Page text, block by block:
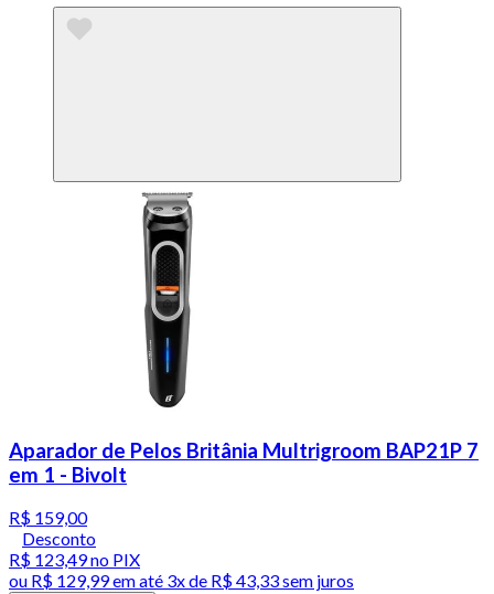
Aparador de Pelos Britânia Multrigroom BAP21P 7
em 1 - Bivolt
R$ 159,00
Desconto
R$ 123,49no PIX
ou R$ 129,99em até 3x de R$ 43,33 sem juros